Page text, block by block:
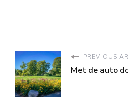
PREVIOUS
Met de auto